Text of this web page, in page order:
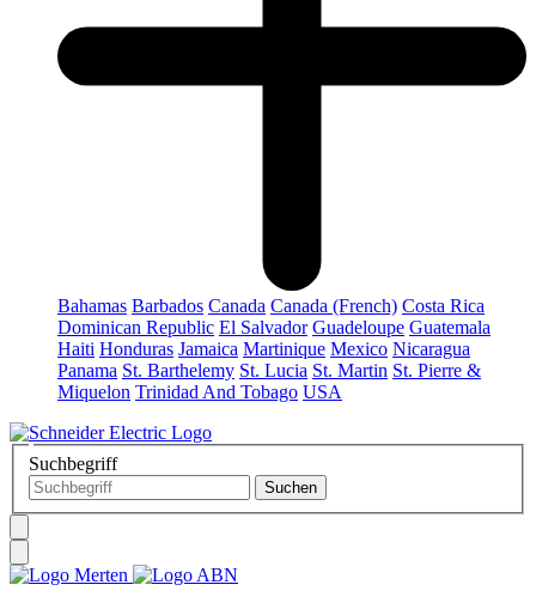
Bahamas Barbados Canada Canada (French) Costa Rica
Dominican Republic El Salvador Guadeloupe Guatemala
Haiti Honduras Jamaica Martinique Mexico Nicaragua
Panama St. Barthelemy St. Lucia St. Martin St. Pierre &
Miquelon Trinidad And Tobago USA
Suchbegriff